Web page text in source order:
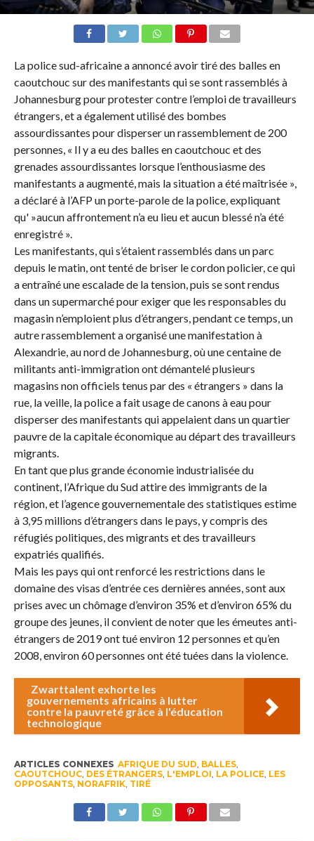
La police sud-africaine a annoncé avoir tiré des balles en
caoutchouc sur des manifestants qui se sont rassemblés à
Johannesburg pour protester contre l’emploi de travailleurs
étrangers, et a également utilisé des bombes
assourdissantes pour disperser un rassemblement de 200
personnes, « Il y a eu des balles en caoutchouc et des
grenades assourdissantes lorsque l’enthousiasme des
manifestants a augmenté, mais la situation a été maîtrisée »,
a déclaré à l’AFP un porte-parole de la police, expliquant
qu' »aucun affrontement n’a eu lieu et aucun blessé n’a été
enregistré ».
Les manifestants, qui s’étaient rassemblés dans un parc
depuis le matin, ont tenté de briser le cordon policier, ce qui
a entraîné une escalade de la tension, puis se sont rendus
dans un supermarché pour exiger que les responsables du
magasin n’emploient plus d’étrangers, pendant ce temps, un
autre rassemblement a organisé une manifestation à
Alexandrie, au nord de Johannesburg, où une centaine de
militants anti-immigration ont démantelé plusieurs
magasins non officiels tenus par des « étrangers » dans la
rue, la veille, la police a fait usage de canons à eau pour
disperser des manifestants qui appelaient dans un quartier
pauvre de la capitale économique au départ des travailleurs
migrants.
En tant que plus grande économie industrialisée du
continent, l’Afrique du Sud attire des immigrants de la
région, et l’agence gouvernementale des statistiques estime
à 3,95 millions d’étrangers dans le pays, y compris des
réfugiés politiques, des migrants et des travailleurs
expatriés qualifiés.
Mais les pays qui ont renforcé les restrictions dans le
domaine des visas d’entrée ces dernières années, sont aux
prises avec un chômage d’environ 35% et d’environ 65% du
groupe des jeunes, il convient de noter que les émeutes anti-
étrangers de 2019 ont tué environ 12 personnes et qu’en
2008, environ 60 personnes ont été tuées dans la violence.
Zwarttalent exhorte les
gouvernements africains à lutter
contre la pauvreté grâce à l'éducation
technologique
ARTICLES CONNEXES AFRIQUE DU SUD, BALLES,
CAOUTCHOUC, DES ÉTRANGERS, L'EMPLOI, LA POLICE, LES
OPPOSANTS, NORAFRIK, TIRÉ